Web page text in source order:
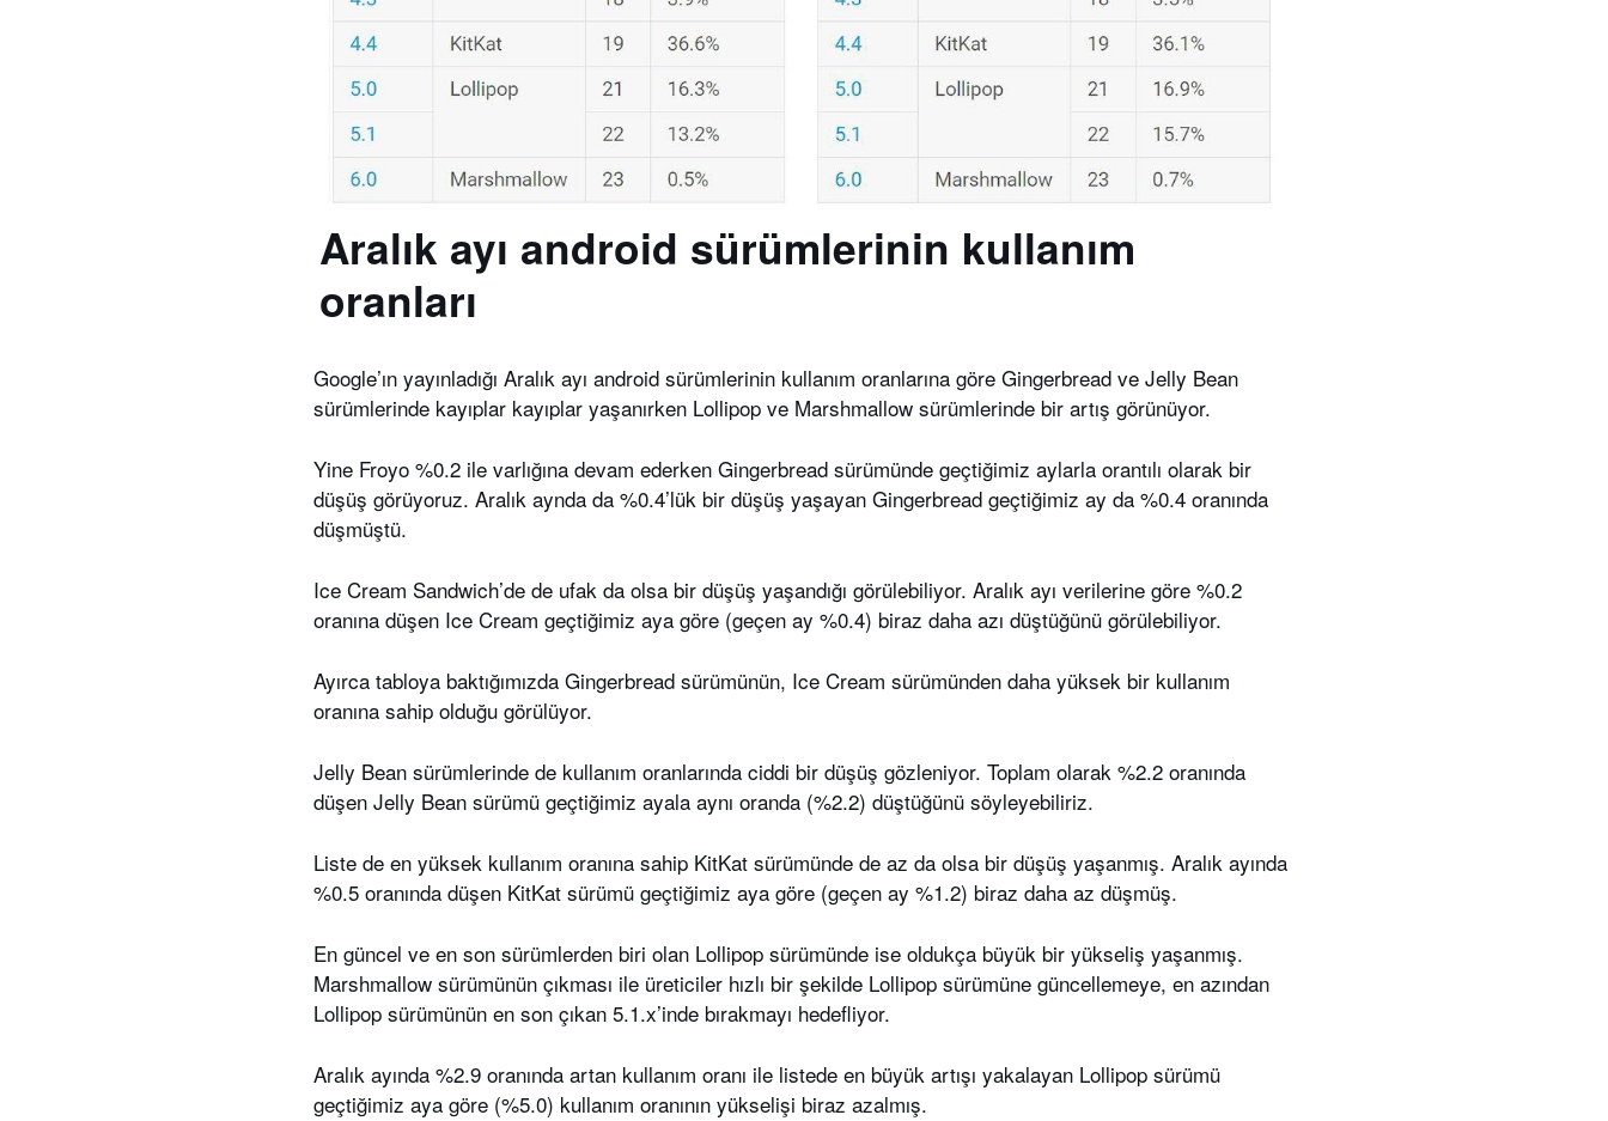
Aralık ayı android sürümlerinin kullanım
oranları
Google’ın yayınladığı Aralık ayı android sürümlerinin kullanım oranlarına göre Gingerbread ve Jelly Bean
sürümlerinde kayıplar kayıplar yaşanırken Lollipop ve Marshmallow sürümlerinde bir artış görünüyor.
Yine Froyo %0.2 ile varlığına devam ederken Gingerbread sürümünde geçtiğimiz aylarla orantılı olarak bir
düşüş görüyoruz. Aralık aynda da %0.4’lük bir düşüş yaşayan Gingerbread geçtiğimiz ay da %0.4 oranında
düşmüştü.
Ice Cream Sandwich’de de ufak da olsa bir düşüş yaşandığı görülebiliyor. Aralık ayı verilerine göre %0.2
oranına düşen Ice Cream geçtiğimiz aya göre (geçen ay %0.4) biraz daha azı düştüğünü görülebiliyor.
Ayırca tabloya baktığımızda Gingerbread sürümünün, Ice Cream sürümünden daha yüksek bir kullanım
oranına sahip olduğu görülüyor.
Jelly Bean sürümlerinde de kullanım oranlarında ciddi bir düşüş gözleniyor. Toplam olarak %2.2 oranında
düşen Jelly Bean sürümü geçtiğimiz ayala aynı oranda (%2.2) düştüğünü söyleyebiliriz.
Liste de en yüksek kullanım oranına sahip KitKat sürümünde de az da olsa bir düşüş yaşanmış. Aralık ayında
%0.5 oranında düşen KitKat sürümü geçtiğimiz aya göre (geçen ay %1.2) biraz daha az düşmüş.
En güncel ve en son sürümlerden biri olan Lollipop sürümünde ise oldukça büyük bir yükseliş yaşanmış.
Marshmallow sürümünün çıkması ile üreticiler hızlı bir şekilde Lollipop sürümüne güncellemeye, en azından
Lollipop sürümünün en son çıkan 5.1.x’inde bırakmayı hedefliyor.
Aralık ayında %2.9 oranında artan kullanım oranı ile listede en büyük artışı yakalayan Lollipop sürümü
geçtiğimiz aya göre (%5.0) kullanım oranının yükselişi biraz azalmış.